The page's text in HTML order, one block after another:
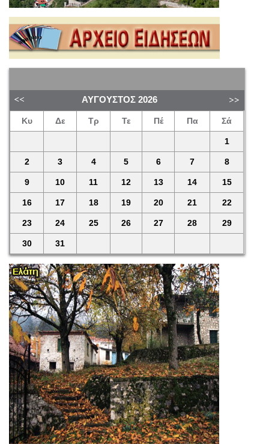
ΑΎΓΟΥΣΤΟΣ 2026
Κυ Δε Τρ Τε Πέ Πα Σά
1
2 3 4 5 6 7 8
9 10 11 12 13 14 15
16 17 18 19 20 21 22
23 24 25 26 27 28 29
30 31